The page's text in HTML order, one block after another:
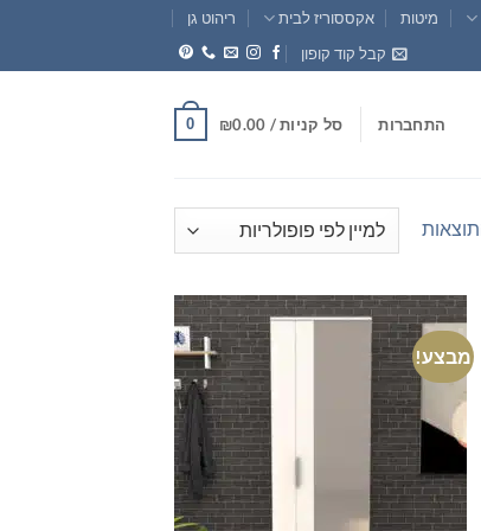
מיטות אקססוריז לבית
ריהוט גן
קבל קוד קופון
התחברות סל קניות / ₪0.00
0
ממוין
לפי
מבצע!